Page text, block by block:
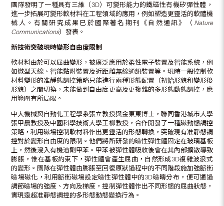
團隊發明了一種具有三維（3D）可變形能力的鐵磁性有機矽彈性體，
進一步拓展可變形軟材料在工程領域的應用，例如塑造更靈活的軟體機
械人。有關研究成果已於國際著名期刊《自然通訊》（ Nature
Communications）發表。
新技術突破現時變形自由度限制
軟材料由於可以屈曲變形，被廣泛應用於柔性電子裝置及智能系統，例
如微型天線、智能黏附裝置及近距離無線通訊裝置等。現時一般控制軟
材料變形的准靜態調控策略只能進行兩種形態配置（初始形貌和變形後
形貌）之間切換，未能做到自由度更高及更複雜的多形態動態調控，應
用範圍有所局限。
中大機械與自動化工程學系張立教授與金東東博士，聯同香港城市大學
張甲晨教授及中國科學技術大學王柳教授，合作開發了一種磁動態調控
策略，利用磁場控制軟材料作出更靈活的形態轉換，突破現有准靜態調
控對於變形自由度的限制。他們將所研發的磁性彈性體固定在玻璃基板
上，然後浸入有機溶劑甲苯。甲苯被彈性體吸收後會在其內部擴散導致
膨脹，惟在基板約束下，彈性體會產生屈曲，自然形成3D複雜波浪式
的變形。團隊在彈性體由膨脹至回復原狀過程中的不同階段施加強脈衝
磁場磁化，利用脈衝磁場設定磁性彈性體中的3D磁疇分布，便可通過
調節磁場的強度、方向及梯度，控制彈性體作出不同形態的屈曲狀態，
實現遠超准靜態調控的多形態動態變換行為。